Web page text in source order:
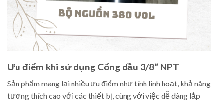
Ưu điểm khi sử dụng Cổng dầu 3/8” NPT
Sản phẩm mang lại nhiều ưu điểm như tính linh hoạt, khả năng
tương thích cao với các thiết bị, cùng với việc dễ dàng lắp